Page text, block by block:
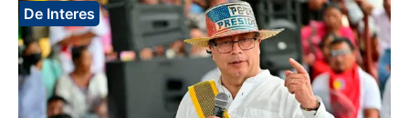
De Interes